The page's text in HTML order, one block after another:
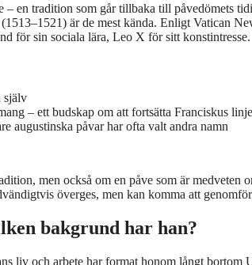
en tradition som går tillbaka till påvedömets
är de mest kända. Enligt Vatican
för sin sociala lära, Leo X för sitt konstintresse.
själv
– ett budskap om att fortsätta Franciskus linje
augustinska påvar har ofta valt andra namn
men också om en påve som är medveten
överges, men kan komma att
bakgrund har han?
liv och arbete har format honom långt bortom